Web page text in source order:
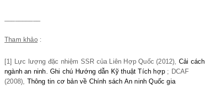
Tham khảo:
[1] Lực lượng đặc nhiệm SSR của Liên Hợp Quốc (2012), Cải cách
ngành an ninh. Ghi chú Hướng dẫn Kỹ thuật Tích hợp; DCAF
(2008), Thông tin cơ bản về Chính sách An ninh Quốc gia